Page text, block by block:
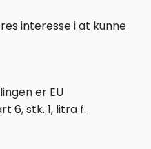
interesse i at kunne
er EU
6, stk. 1, litra f.